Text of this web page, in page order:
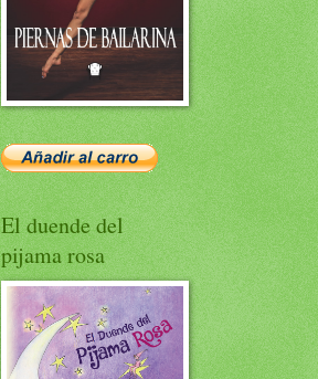
El duende del
pijama rosa